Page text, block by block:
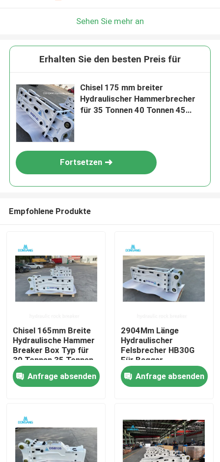
Produkte
VR Show
Sehen Sie mehr an
Erhalten Sie den besten Preis für
Chisel 175 mm breiter
Hydraulischer Hammerbrecher
für 35 Tonnen 40 Tonnen 45
Fortsetzen
Empfohlene Produkte
Chisel 165mm Breite
Hydraulische Hammer
Breaker Box Typ für
30 Tonnen 35 Tonnen
40 Tonnen Bagger
Anfrage absenden
2904Mm Länge
Hydraulischer
Felsbrecher HB30G
Für Bagger
Schlagkraft 5250 J
Anfrage absenden